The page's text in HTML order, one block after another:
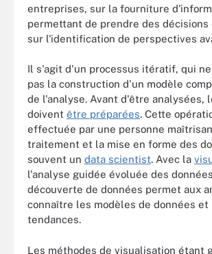
entreprises, sur la fourniture
permettant de prendre des
sur l'identification de perspectives
Il s'agit d'un processus itératif, qui
pas la construction d'un modèle
de l'analyse. Avant d'être analysées,
doivent être préparées. Cette
effectuée par une personne
traitement et la mise en forme des
souvent un data scientist. Avec la
l'analyse guidée évoluée des
découverte de données permet aux
connaître les modèles de données et
tendances.
Les méthodes de visualisation étant